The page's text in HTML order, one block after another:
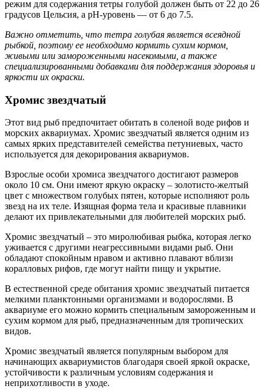
режим для содержания тетры голубой должен быть от 22 до 26
градусов Цельсия, а pH-уровень — от 6 до 7.5.
Важно отметить, что тетра голубая является всеядной
рыбкой, поэтому ее необходимо кормить сухим кормом,
живыми или замороженными насекомыми, а также
специализированными добавками для поддержания здоровья и
яркости их окраски.
Хромис звездчатый
Этот вид рыб предпочитает обитать в соленой воде рифов и
морских аквариумах. Хромис звездчатый является одним из
самых ярких представителей семейства петуниевых, часто
используется для декорирования аквариумов.
Взрослые особи хромиса звездчатого достигают размеров
около 10 см. Они имеют яркую окраску – золотисто-желтый
цвет с множеством голубых пятен, которые исполняют роль
звезд на их теле. Изящная форма тела и красивые плавники
делают их привлекательными для любителей морских рыб.
Хромис звездчатый – это миролюбивая рыбка, которая легко
уживается с другими неагрессивными видами рыб. Они
обладают спокойным нравом и активно плавают вблизи
коралловых рифов, где могут найти пищу и укрытие.
В естественной среде обитания хромис звездчатый питается
мелкими планктонными организмами и водорослями. В
аквариуме его можно кормить специальным замороженным и
сухим кормом для рыб, предназначенным для тропических
видов.
Хромис звездчатый является популярным выбором для
начинающих аквариумистов благодаря своей яркой окраске,
устойчивости к различным условиям содержания и
неприхотливости в уходе.